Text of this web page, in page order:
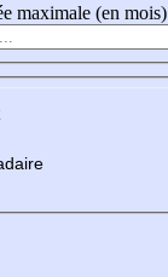
maximale (en mois)